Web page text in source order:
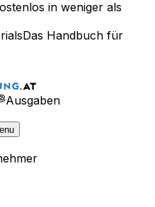
in weniger als
Das Handbuch für
Ausgaben